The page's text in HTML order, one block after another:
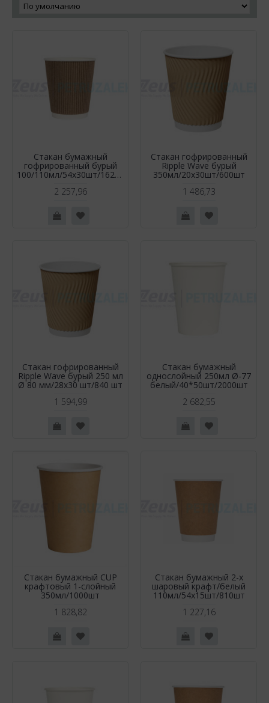
Стакан бумажный
гофрированный бурый
100/110мл/54х30шт/1620шт
2 257,96
Стакан гофрированный
Ripple Wave бурый
350мл/20х30шт/600шт
1 486,73
Стакан гофрированный
Ripple Wave бурый 250 мл
Ø 80 мм/28х30 шт/840 шт
1 594,99
Стакан бумажный
однослойный 250мл Ø-77
белый/40*50шт/2000шт
2 682,55
Стакан бумажный CUP
крафтовый 1-слойный
350мл/1000шт
1 828,82
Стакан бумажный 2-х
шаровый крафт/белый
110мл/54х15шт/810шт
1 227,16